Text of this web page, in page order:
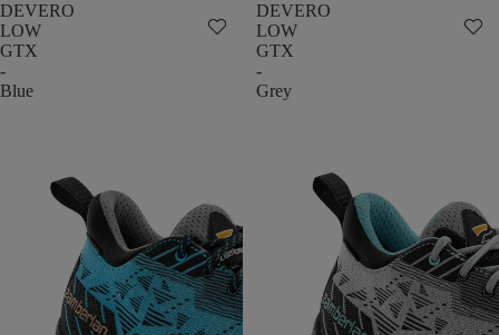
DEVERO
LOW
GTX
-
Blue
DEVERO
LOW
GTX
-
Grey